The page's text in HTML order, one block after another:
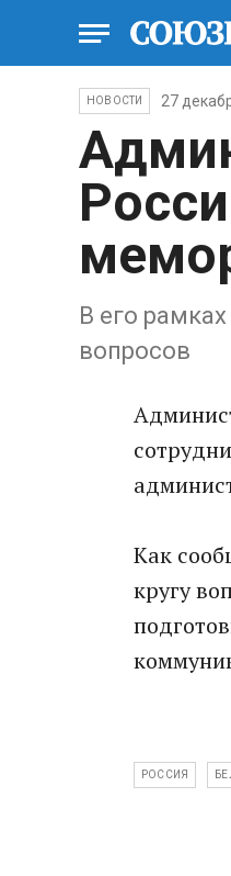
НОВОСТИ 27
В его
вопросов
Как
кругу
РОССИЯ